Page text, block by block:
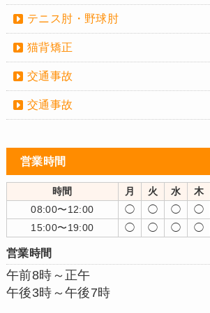
テニス肘・野球肘
猫背矯正
交通事故
交通事故
営業時間
時間 月 火 水 木
08:00〜12:00
◯ ◯ ◯ ◯
15:00〜19:00
◯ ◯ ◯ ◯
営業時間
午前8時～正午
午後3時～午後7時